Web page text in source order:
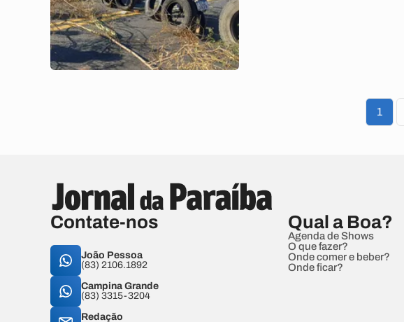
1
Contate-nos
João Pessoa
(83) 2106.1892
Campina Grande
(83) 3315-3204
Redação
Qual a Boa?
Agenda de Shows
O que fazer?
Onde comer e beber?
Onde ficar?